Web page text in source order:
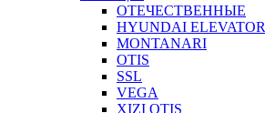
ОТЕЧЕСТВЕННЫЕ
HYUNDAI ELEVATOR
MONTANARI
OTIS
SSL
VEGA
XIZI OTIS